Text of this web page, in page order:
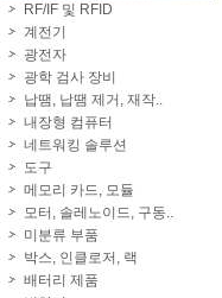
RF/IF 및 RFID
계전기
광전자
광학 검사 장비
납땜, 납땜 제거, 재작..
내장형 컴퓨터
네트워킹 솔루션
도구
메모리 카드, 모듈
모터, 솔레노이드, 구동..
미분류 부품
박스, 인클로저, 랙
배터리 제품